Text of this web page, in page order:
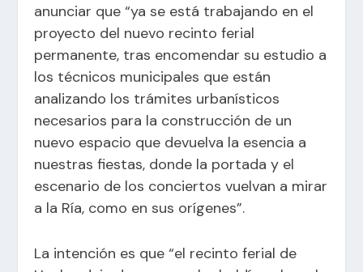
anunciar que “ya se está trabajando en el
proyecto del nuevo recinto ferial
permanente, tras encomendar su estudio a
los técnicos municipales que están
analizando los trámites urbanísticos
necesarios para la construcción de un
nuevo espacio que devuelva la esencia a
nuestras fiestas, donde la portada y el
escenario de los conciertos vuelvan a mirar
a la Ría, como en sus orígenes”.
La intención es que “el recinto ferial de